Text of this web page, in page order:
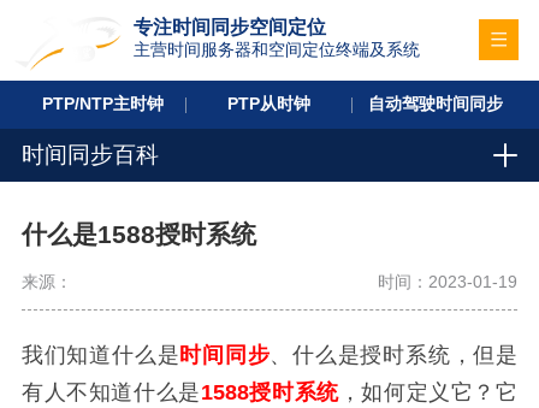
专注时间同步空间定位
主营时间服务器和空间定位终端及系统
PTP/NTP主时钟 PTP从时钟 自动驾驶时间同步
时间同步百科
什么是1588授时系统
来源： 时间：2023-01-19
我们知道什么是 时间同步、什么是授时系统，但是
有人不知道什么是1588授时系统，如何定义它？它